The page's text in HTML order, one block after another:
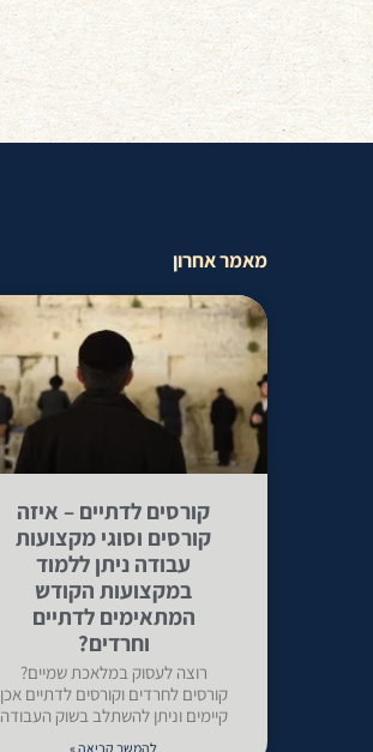
מאמר אחרון
קורסים לדתיים – איזה
קורסים וסוגי מקצועות
עבודה ניתן ללמוד
במקצועות הקודש
המתאימים לדתיים
וחרדים?
רוצה לעסוק במלאכת שמיים?
קורסים לחרדים וקורסים לדתיים אכן
קיימים וניתן להשתלב בשוק העבודה
להמשך קריאה »